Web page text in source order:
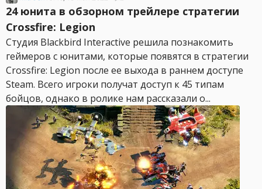
24 юнита в обзорном трейлере стратегии
Crossfire: Legion
Студия Blackbird Interactive решила познакомить
геймеров с юнитами, которые появятся в стратегии
Crossfire: Legion после ее выхода в раннем доступе
Steam. Всего игроки получат доступ к 45 типам
бойцов, однако в ролике нам рассказали о...